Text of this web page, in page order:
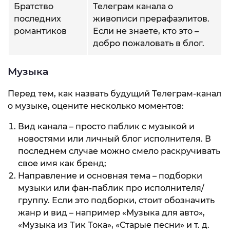
Братство
последних
романтиков
Телеграм канала о
живописи прерафаэлитов.
Если не знаете, кто это –
добро пожаловать в блог.
Музыка
Перед тем, как назвать будущий Телеграм-канал
о музыке, оцените несколько моментов:
Вид канала – просто паблик с музыкой и
новостями или личный блог исполнителя. В
последнем случае можно смело раскручивать
свое имя как бренд;
Направление и основная тема – подборки
музыки или фан-паблик про исполнителя/
группу. Если это подборки, стоит обозначить
жанр и вид – например «Музыка для авто»,
«Музыка из Тик Тока», «Старые песни» и т. д.